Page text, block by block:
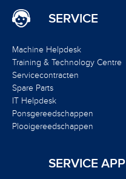
SERVICE
Machine Helpdesk
Training & Technology Centre
Servicecontracten
Spare Parts
IT Helpdesk
Ponsgereedschappen
Plooigereedschappen
SERVICE APP